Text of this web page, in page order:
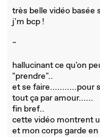
très belle vidéo basée
j'm bcp !
~
hallucinant ce qu'on
"prendre"..
et se faire...........pour
tout ça par amour......
fin bref..
cette vidéo montrent
et mon corps garde